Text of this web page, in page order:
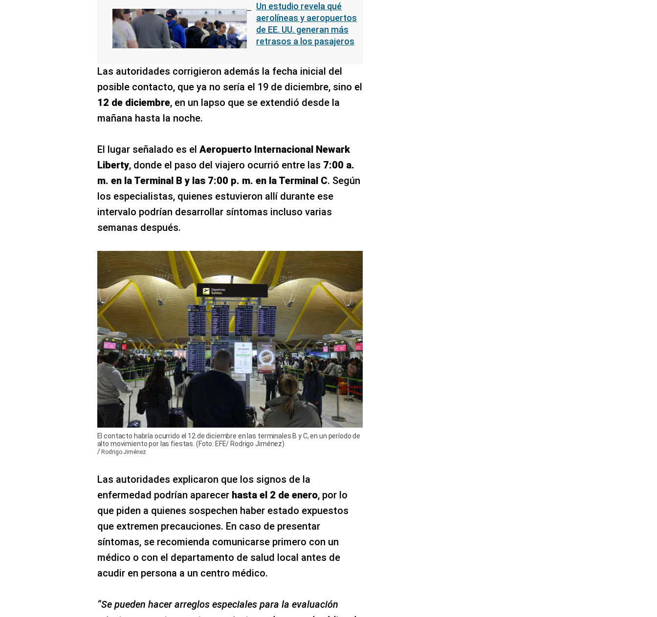
Un estudio revela qué
aerolíneas y aeropuertos
de EE. UU. generan más
retrasos a los pasajeros
Las autoridades corrigieron además la fecha inicial del
posible contacto, que ya no sería el 19 de diciembre, sino el
12 de diciembre, en un lapso que se extendió desde la
mañana hasta la noche.
El lugar señalado es el Aeropuerto Internacional Newark
Liberty, donde el paso del viajero ocurrió entre las 7:00 a.
m. en la Terminal B y las 7:00 p. m. en la Terminal C. Según
los especialistas, quienes estuvieron allí durante ese
intervalo podrían desarrollar síntomas incluso varias
semanas después.
El contacto habría ocurrido el 12 de diciembre en las terminales B y C, en un período de
alto movimiento por las fiestas. (Foto: EFE/ Rodrigo Jiménez)
/Rodrigo Jiménez
Las autoridades explicaron que los signos de la
enfermedad podrían aparecer hasta el 2 de enero, por lo
que piden a quienes sospechen haber estado expuestos
que extremen precauciones. En caso de presentar
síntomas, se recomienda comunicarse primero con un
médico o con el departamento de salud local antes de
acudir en persona a un centro médico.
“Se pueden hacer arreglos especiales para la evaluación